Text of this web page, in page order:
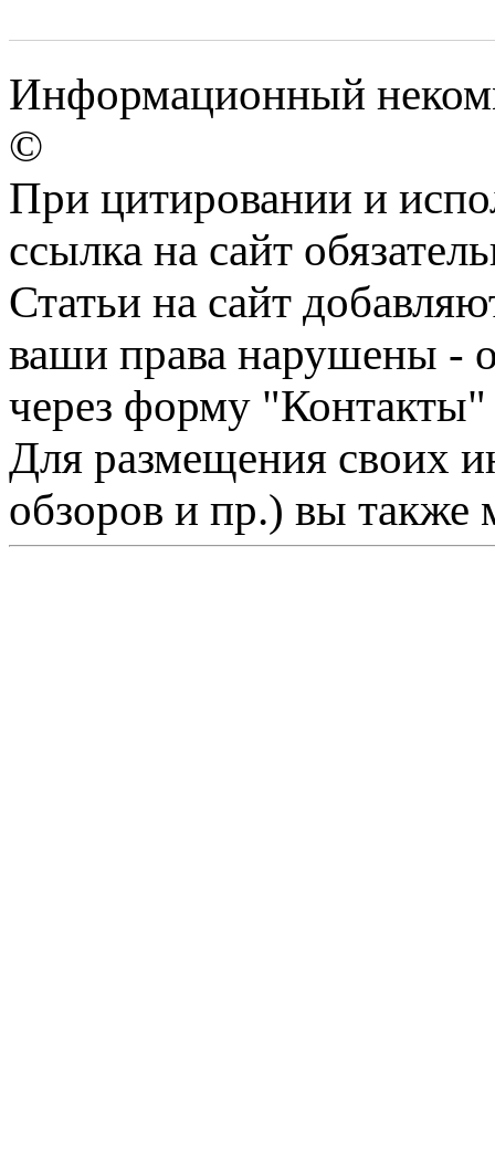
Информационный
©
При цитировании и
ссылка на сайт
Статьи на сайт
ваши права нарушены -
через форму "Контакты"
Для размещения своих
обзоров и пр.) вы также